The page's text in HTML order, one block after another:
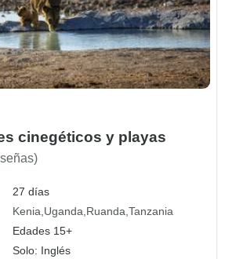
cinegéticos y playas
27 días
Kenia Uganda Ruanda Tanzania
Edades 15+
Solo: Inglés